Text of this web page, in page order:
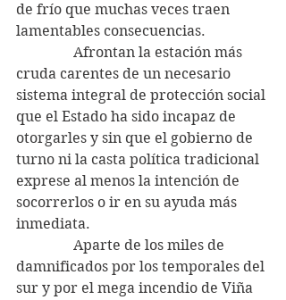
de frío que muchas veces traen
lamentables consecuencias.
Afrontan la estación más
cruda carentes de un necesario
sistema integral de protección social
que el Estado ha sido incapaz de
otorgarles y sin que el gobierno de
turno ni la casta política tradicional
exprese al menos la intención de
socorrerlos o ir en su ayuda más
inmediata.
Aparte de los miles de
damnificados por los temporales del
sur y por el mega incendio de Viña